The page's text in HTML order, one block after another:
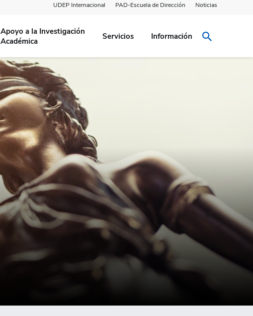
UDEP Internacional PAD-Escuela de Dirección Noticias
Apoyo a la Investigación
Académica
Servicios Información